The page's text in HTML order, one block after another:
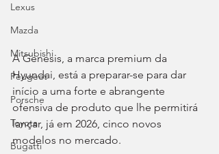
Lexus
Mazda
Mitsubishi
Peugeot
Porsche
Toyota
Bugatti
A Genesis, a marca premium da
Hyundai, está a preparar-se para dar
início a uma forte e abrangente
ofensiva de produto que lhe permitirá
lançar, já em 2026, cinco novos
modelos no mercado.